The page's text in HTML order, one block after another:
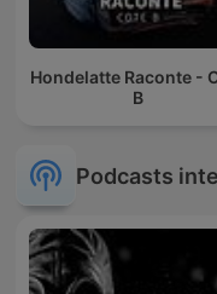
Hondelatte Raconte -
B
Podcasts